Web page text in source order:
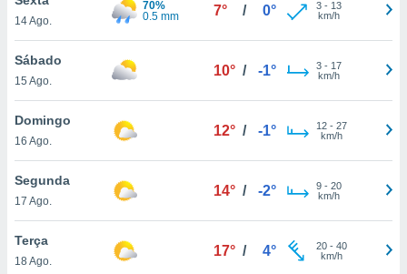
lhe
e
com
Pode
e
a
14 Ago.
70%
0.5 mm
7° / 0° 3- 13
km/h
Sábado
15 Ago.
10° / -1° 3- 17
km/h
Domingo
16 Ago.
12° / -1° 12- 27
km/h
Segunda
17 Ago.
14° / -2° 9- 20
km/h
Terça
18 Ago.
17° / 4° 20- 40
km/h